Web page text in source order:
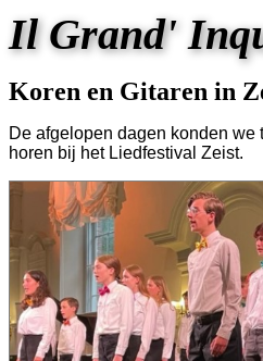
Il Grand'
Koren en Gitaren in
De afgelopen dagen konden we
horen bij het Liedfestival Zeist.